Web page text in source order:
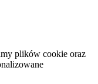
plików cookie oraz